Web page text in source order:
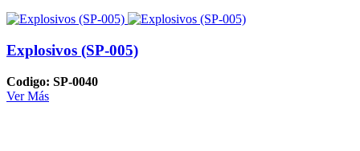
Explosivos (SP-005)
Codigo: SP-0040
Ver Más